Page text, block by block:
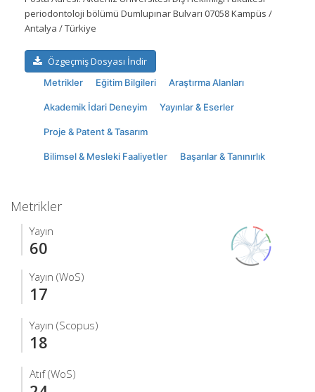
periodontoloji bölümü Dumlupınar Bulvarı 07058 Kampüs /
Antalya / Türkiye
Özgeçmiş Dosyası İndir
Metrikler Eğitim Bilgileri Araştırma Alanları
Akademik İdari Deneyim Yayınlar & Eserler
Proje & Patent & Tasarım
Bilimsel & Mesleki Faaliyetler Başarılar & Tanınırlık
Metrikler
Yayın
60
Yayın (WoS)
17
Yayın (Scopus)
18
Atıf (WoS)